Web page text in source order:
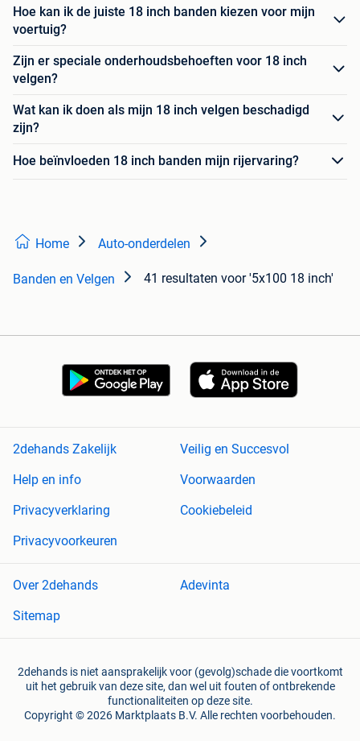
Hoe kan ik de juiste 18 inch banden kiezen voor mijn
voertuig?
Zijn er speciale onderhoudsbehoeften voor 18 inch
velgen?
Wat kan ik doen als mijn 18 inch velgen beschadigd
zijn?
Hoe beïnvloeden 18 inch banden mijn rijervaring?
Home Auto-onderdelen
Banden en Velgen 41 resultaten voor '5x100 18 inch'
2dehands Zakelijk
Veilig en Succesvol
Help en info
Voorwaarden
Privacyverklaring
Cookiebeleid
Privacyvoorkeuren
Over 2dehands
Adevinta
Sitemap
2dehands is niet aansprakelijk voor (gevolg)schade die voortkomt
uit het gebruik van deze site, dan wel uit fouten of ontbrekende
functionaliteiten op deze site.
Copyright © 2026 Marktplaats B.V. Alle rechten voorbehouden.